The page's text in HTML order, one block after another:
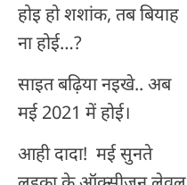
होइ हो शशांक, तब बियाह
ना होई…?
साइत बढ़िया नइखे.. अब
मई 2021 में होई।
आही दादा! मई सुनते